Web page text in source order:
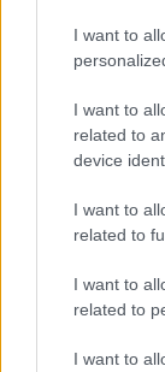
I want to
I want to
related to
device
I want to
related to
I want to
related to
I want to